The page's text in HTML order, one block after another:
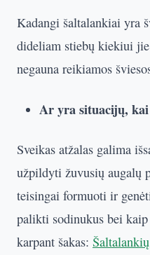
Kadangi šaltalankiai yra
dideliam stiebų kiekiui
negauna reikiamos
Ar yra situacijų,
Sveikas atžalas galima
užpildyti žuvusių augalų
teisingai formuoti ir
palikti sodinukus bei
karpant šakas: